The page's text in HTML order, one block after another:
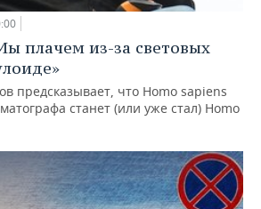
плачем из-за световых
предсказывает, что Homo sapiens
станет (или уже стал) Homo